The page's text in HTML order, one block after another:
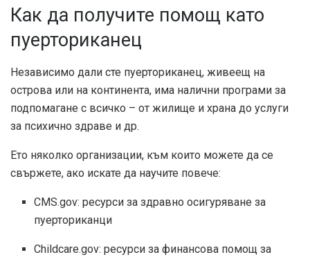
Как да получите помощ като
пуерториканец
Независимо дали сте пуерториканец, живеещ на
острова или на континента, има налични програми за
подпомагане с всичко – от жилище и храна до услуги
за психично здраве и др.
Ето няколко организации, към които можете да се
свържете, ако искате да научите повече:
CMS.gov: ресурси за здравно осигуряване за
пуерториканци
Childcare.gov: ресурси за финансова помощ за